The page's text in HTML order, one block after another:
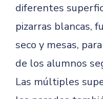
diferentes
pizarras blancas,
seco y mesas,
de los alumnos
Las múltiples